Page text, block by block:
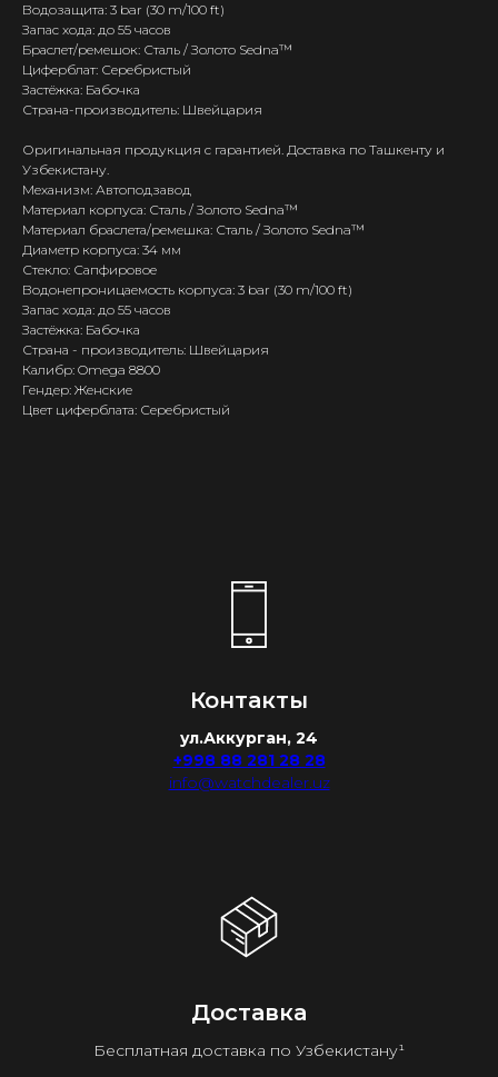
Водозащита: 3 bar (30 m/100 ft)
Запас хода: до 55 часов
Браслет/ремешок: Сталь / Золото Sedna™
Циферблат: Серебристый
Застёжка: Бабочка
Страна-производитель: Швейцария
Оригинальная продукция с гарантией. Доставка по Ташкенту и
Узбекистану.
Механизм: Автоподзавод
Материал корпуса: Сталь / Золото Sedna™
Материал браслета/ремешка: Сталь / Золото Sedna™
Диаметр корпуса: 34 мм
Стекло: Сапфировое
Водонепроницаемость корпуса: 3 bar (30 m/100 ft)
Запас хода: до 55 часов
Застёжка: Бабочка
Страна - производитель: Швейцария
Калибр: Omega 8800
Гендер: Женские
Цвет циферблата: Серебристый
Контакты
ул.Аккурган, 24
+998 88 281 28 28
info@watchdealer.uz
Доставка
Бесплатная доставка по Узбекистану¹